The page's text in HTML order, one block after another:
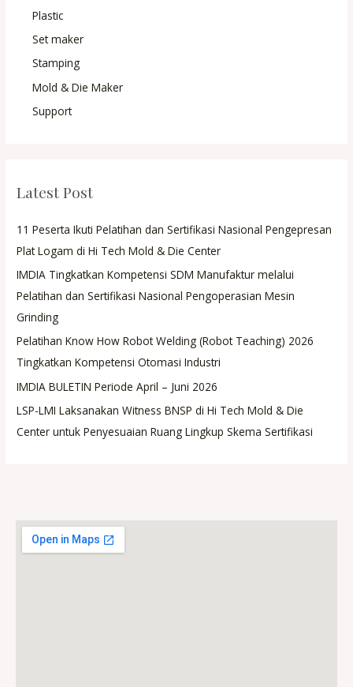
Plastic
Set maker
Stamping
Mold & Die Maker
Support
Latest Post
11 Peserta Ikuti Pelatihan dan Sertifikasi Nasional Pengepresan
Plat Logam di Hi Tech Mold & Die Center
IMDIA Tingkatkan Kompetensi SDM Manufaktur melalui
Pelatihan dan Sertifikasi Nasional Pengoperasian Mesin
Grinding
Pelatihan Know How Robot Welding (Robot Teaching) 2026
Tingkatkan Kompetensi Otomasi Industri
IMDIA BULETIN Periode April – Juni 2026
LSP-LMI Laksanakan Witness BNSP di Hi Tech Mold & Die
Center untuk Penyesuaian Ruang Lingkup Skema Sertifikasi